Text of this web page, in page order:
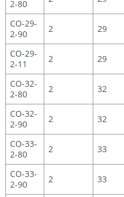
2-80
CO-29-
2-90
2 29
CO-29-
2-11
2 29
CO-32-
2-80
2 32
CO-32-
2-90
2 32
CO-33-
2-80
2 33
CO-33-
2-90
2 33